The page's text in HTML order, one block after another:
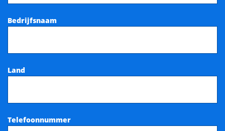
Bedrijfsnaam
Land
Telefoonnummer